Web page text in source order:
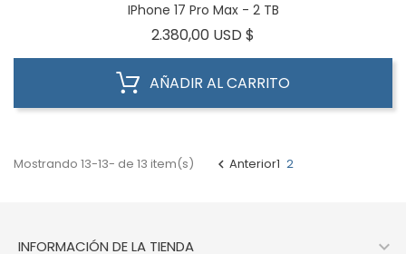
IPhone 17 Pro Max - 2 TB
2.380,00 USD $
AÑADIR AL CARRITO
Mostrando 13-13- de 13 item(s)  Anterior1 2
INFORMACIÓN DE LA TIENDA 